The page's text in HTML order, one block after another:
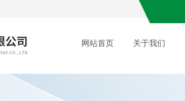
网站首页 关于我们